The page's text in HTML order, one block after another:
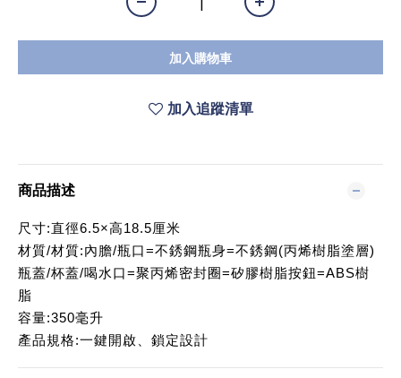
加入購物車
加入追蹤清單
商品描述
尺寸:直徑6.5×高18.5厘米
材質/材質:內膽/瓶口=不銹鋼瓶身=不銹鋼(丙烯樹脂塗層)
瓶蓋/杯蓋/喝水口=聚丙烯密封圈=矽膠樹脂按鈕=ABS樹
脂
容量:350毫升
產品規格:一鍵開啟、鎖定設計